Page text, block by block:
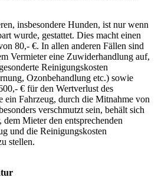
insbesondere Hunden, ist nur wenn
wurde, gestattet. Dies macht einen
80,- €. In allen anderen Fällen sind
Vermieter eine Zuwiderhandlung auf,
Reinigungskosten
Ozonbehandlung etc.) sowie
€ für den Wertverlust des
ein Fahrzeug, durch die Mitnahme von
verschmutzt sein, behält sich
Mieter den entsprechenden
und die Reinigungskosten
stellen.